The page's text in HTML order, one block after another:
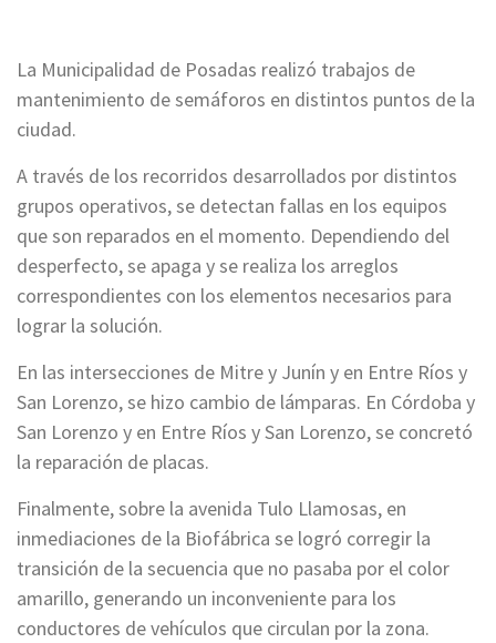
La Municipalidad de Posadas realizó trabajos de
mantenimiento de semáforos en distintos puntos de la
ciudad.
A través de los recorridos desarrollados por distintos
grupos operativos, se detectan fallas en los equipos
que son reparados en el momento. Dependiendo del
desperfecto, se apaga y se realiza los arreglos
correspondientes con los elementos necesarios para
lograr la solución.
En las intersecciones de Mitre y Junín y en Entre Ríos y
San Lorenzo, se hizo cambio de lámparas. En Córdoba y
San Lorenzo y en Entre Ríos y San Lorenzo, se concretó
la reparación de placas.
Finalmente, sobre la avenida Tulo Llamosas, en
inmediaciones de la Biofábrica se logró corregir la
transición de la secuencia que no pasaba por el color
amarillo, generando un inconveniente para los
conductores de vehículos que circulan por la zona.